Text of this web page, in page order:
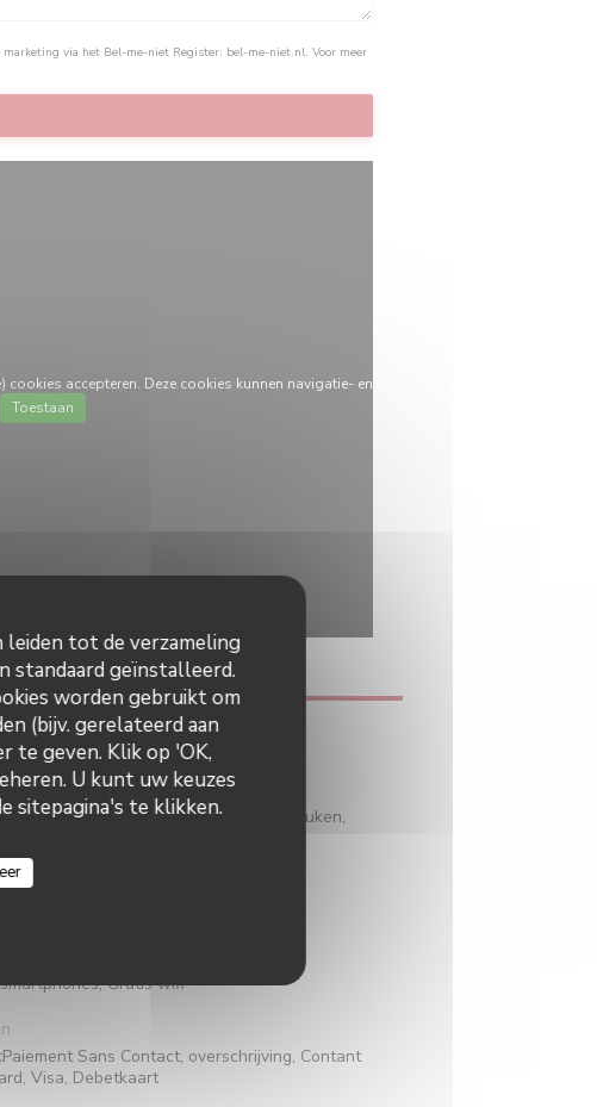
tot de verzameling
standaard geïnstalleerd.
worden gebruikt om
(bijv. gerelateerd aan
te geven. Klik op 'OK,
U kunt uw keuzes
sitepagina's te klikken.
via het Bel-me-niet Register: bel-me-niet.nl. Voor meer
accepteren. Deze cookies kunnen navigatie- en
Toestaan
Lokaal eten, vers product, Moderne keuken,
restaurant
Gratis wifi
Sans Contact, overschrijving, Contant
Visa, Debetkaart